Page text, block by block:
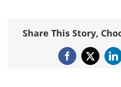
Share This Story,
Facebook
X